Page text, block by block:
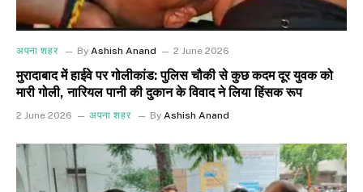
अपना शहर By Ashish Anand 2 June 2026
मुरादाबाद में हाईवे पर गोलीकांड: पुलिस चौकी से कुछ कदम दूर युवक को
मारी गोली, नारियल पानी की दुकान के विवाद ने लिया हिंसक रूप
2 June 2026 अपना शहर By Ashish Anand